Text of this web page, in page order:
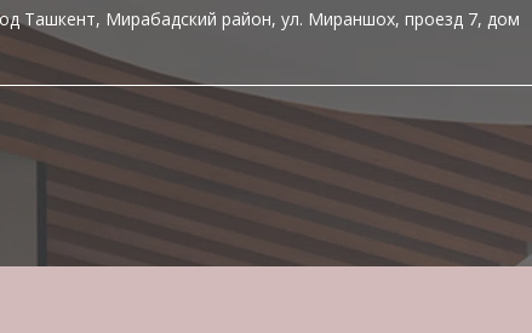
Ташкент, Мирабадский район, ул. Мираншох, проезд 7, дом